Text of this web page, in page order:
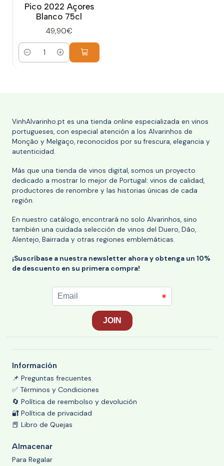
Pico 2022 Açores
Blanco 75cl
49,90€
Cantidad
VinhAlvarinho.pt es una tienda online especializada en vinos
portugueses, con especial atención a los Alvarinhos de
Monção y Melgaço, reconocidos por su frescura, elegancia y
autenticidad.
Más que una tienda de vinos digital, somos un proyecto
dedicado a mostrar lo mejor de Portugal: vinos de calidad,
productores de renombre y las historias únicas de cada
región.
En nuestro catálogo, encontrará no solo Alvarinhos, sino
también una cuidada selección de vinos del Duero, Dão,
Alentejo, Bairrada y otras regiones emblemáticas.
¡Suscríbase a nuestra newsletter ahora y obtenga un 10%
de descuento en su primera compra!
Información
📌 Preguntas frecuentes
✅ Términos y Condiciones
🔄 Política de reembolso y devolución
🔐 Política de privacidad
📕 Libro de Quejas
Almacenar
Para Regalar